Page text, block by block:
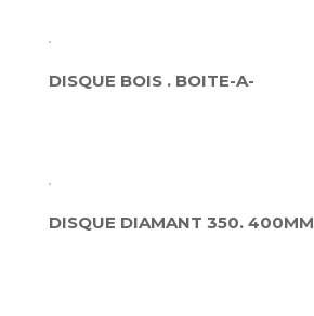
DISQUE BOIS . BOITE-A-
DISQUE DIAMANT 350. 400MM